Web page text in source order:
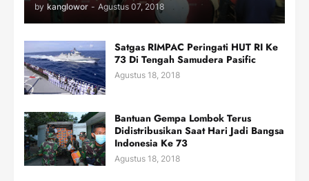
by kanglowor - Agustus 07, 2018
Satgas RIMPAC Peringati HUT RI Ke
73 Di Tengah Samudera Pasific
Agustus 18, 2018
Bantuan Gempa Lombok Terus
Didistribusikan Saat Hari Jadi Bangsa
Indonesia Ke 73
Agustus 18, 2018